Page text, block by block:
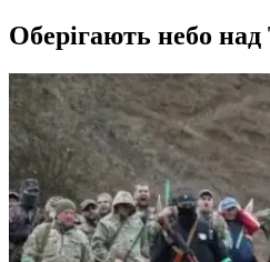
Оберігають небо